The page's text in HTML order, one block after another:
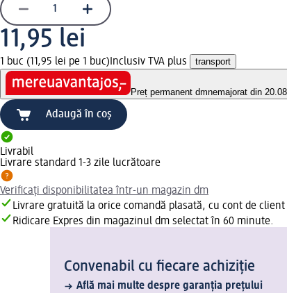
11,95 lei
1 buc (11,95 lei pe 1 buc) Inclusiv TVA plus transport
Preț permanent dmnemajorat din
Adaugă în coș
Livrabil
Livrare standard 1-3 zile lucrătoare
Verificați disponibilitatea într-un magazin dm
Livrare gratuită la orice comandă plasată, cu cont de client
Ridicare Expres din magazinul dm selectat în 60 minute.
Convenabil cu fiecare achiziție
Află mai multe despre garanția prețului